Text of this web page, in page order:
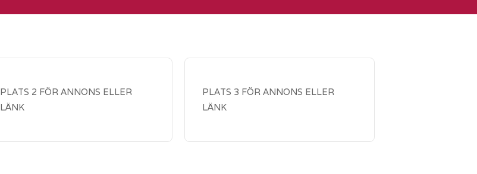
PLATS 2 FÖR ANNONS ELLER
LÄNK
PLATS 3 FÖR ANNONS ELLER
LÄNK